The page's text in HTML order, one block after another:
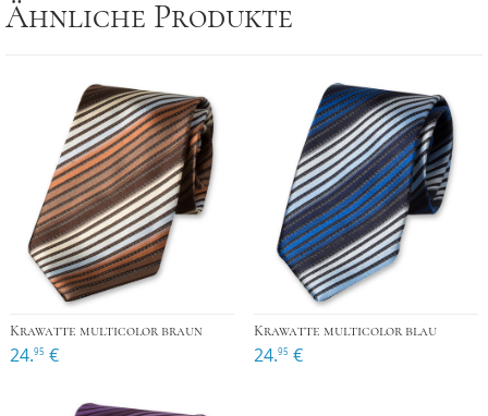
Ähnliche Produkte
Krawatte multicolor braun
24.95 €
Krawatte multicolor blau
24.95 €